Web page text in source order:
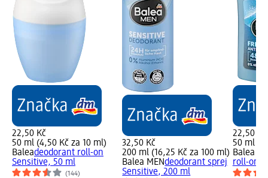
22,50 Kč
50 ml (4,50 Kč za 10 ml)
Baleadeodorant roll-on
Sensitive, 50 ml
(144)
32,50 Kč
200 ml (16,25 Kč za 100 ml)
Balea MENdeodorant sprej
Sensitive, 200 ml
22,50 Kč
50 ml
Balea
roll-on